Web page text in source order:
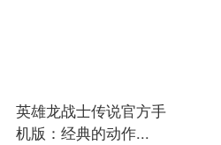
英雄龙战士传说官方手
机版：经典的动作...